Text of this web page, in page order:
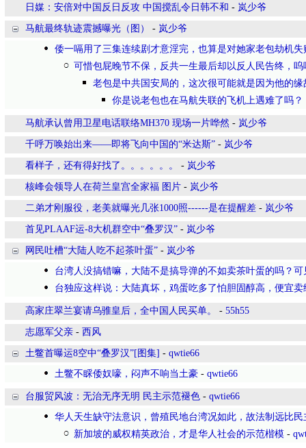
日媒：安倍对中国反日反攻 中国搅乱令日韩不和 - 岚少爷
马航最终轨迹震撼曝光（图） - 岚少爷
倭一嗝用了三集连续剧才意淫完，也算是对她家老包劫机失
可惜包屁晚节不保，反共一生最后却以反人民告终，
老包是中共国安局的，这次很可能就是因为他的
你是说老包也在马航失联的飞机上遇难了吗？
马航承认曾用卫星电话联络MH370 现场一片哗然 - 岚少爷
千呼万唤始出来——即将飞向中国的“米达斯” - 岚少爷
看样子，还有得好找了。。。。。。 - 岚少爷
核峰会领导人在荷兰皇宫全家福 图片 - 岚少爷
二弟才刚服役，老美就曝光几张1000照------是在提醒差 - 岚少爷
首见PLAAF运-8大机群空中“叠罗汉” - 岚少爷
网民吐槽“大陆人吃不起茶叶蛋” - 岚少爷
台湾人没搞错嘛，大陆不是搞导弹的不如卖茶叶蛋的吗？可
台独应这样说：大陆真坏，鸡蛋吃多了怕胆固醇高，便宜卖
高家庄翠兰宴请乌骓皇后，全中国人民买单。 - 55h55
志愿军父亲 - 西风
土鳖首曝运8空中“叠罗汉”[图集] - qwtie66
土鳖不睬倭奴嚎，闷声不响当土豪 - qwtie66
台服贸风波：无治无序无明 民主示范褪色 - qwtie66
华人天生缺守法意识，曾殖民地台湾况如此，故法制远比民
新加坡的威权精英政治，才是华人社会的示范楷模 -